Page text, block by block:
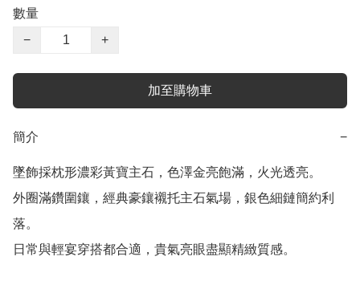
數量
−
+
加至購物車
簡介 −
墜飾採枕形濃彩黃寶主石，色澤金亮飽滿，火光透亮。
外圈滿鑽圍鑲，經典豪鑲襯托主石氣場，銀色細鏈簡約利
落。
日常與輕宴穿搭都合適，貴氣亮眼盡顯精緻質感。